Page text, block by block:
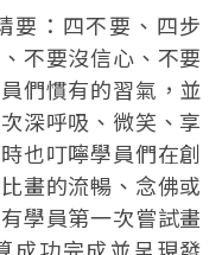
要：四不要、四步
不要沒信心、不要
們慣有的習氣，並
深呼吸、微笑、享
也叮嚀學員們在創
畫的流暢、念佛或
學員第一次嘗試畫